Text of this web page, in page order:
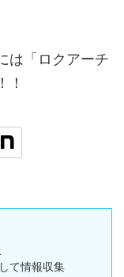
は「ロクアーチ
！
て情報収集